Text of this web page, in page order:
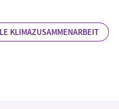
KLIMAZUSAMMENARBEIT